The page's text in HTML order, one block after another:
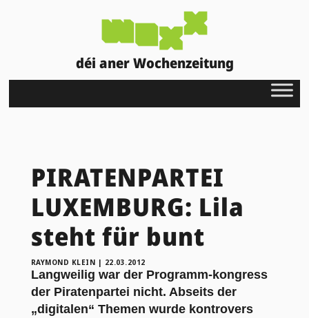
déi aner Wochenzeitung
PIRATENPARTEI
LUXEMBURG: Lila
steht für bunt
RAYMOND KLEIN | 22.03.2012
Langweilig war der Programm-kongress
der Piratenpartei nicht. Abseits der
„digitalen“ Themen wurde kontrovers